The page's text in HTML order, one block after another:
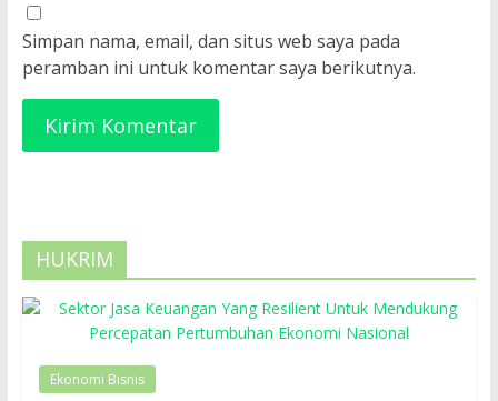
Simpan nama, email, dan situs web saya pada
peramban ini untuk komentar saya berikutnya.
HUKRIM
Ekonomi Bisnis